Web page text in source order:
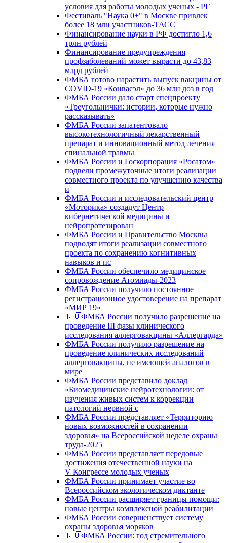
условия для работы молодых ученых - РГ
Фестиваль "Наука 0+" в Москве привлек
более 18 млн участников-ТАСС
Финансирование науки в РФ достигло 1,6
трлн рублей
Финансирование предупреждения
профзаболеваний может вырасти до 43,83
млрд рублей
ФМБА готово нарастить выпуск вакцины от
COVID-19 «Конвасэл» до 36 млн доз в год
ФМБА России дало старт спецпроекту
«Треугольнички: истории, которые нужно
рассказывать»
ФМБА России запатентовало
высокотехнологичный лекарственный
препарат и инновационный метод лечения
спинальной травмы
ФМБА России и Госкорпорация «Росатом»
подвели промежуточные итоги реализации
совместного проекта по улучшению качества
и
ФМБА России и исследовательский центр
«Моторика» создадут Центр
кибернетической медицины и
нейропротезирован
ФМБА России и Правительство Москвы
подводят итоги реализации совместного
проекта по сохранению когнитивных
навыков и пс
ФМБА России обеспечило медицинское
сопровождение Атомиады-2023
ФМБА России получило постоянное
регистрационное удостоверение на препарат
«МИР 19»
🇷🇺ФМБА России получило разрешение на
проведение III фазы клинического
исследования аллерговакцины «Аллергарда»
ФМБА России получило разрешение на
проведение клинических исследований
аллерговакцины, не имеющей аналогов в
мире
ФМБА России представило доклад
«Биомедицинские нейротехнологии: от
изучения живых систем к коррекции
патологий нервной с
ФМБА России представляет «Территорию
новых возможностей в сохранении
здоровья» на Всероссийской неделе охраны
труда-2025
ФМБА России представляет передовые
достижения отечественной науки на
V Конгрессе молодых ученых
ФМБА России принимает участие во
Всероссийском экологическом диктанте
ФМБА России расширяет границы помощи:
новые центры комплексной реабилитации
ФМБА России совершенствует систему
охраны здоровья моряков
🇷🇺ФМБА России: год стремительного